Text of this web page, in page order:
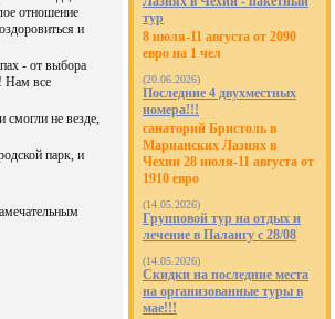
отношение
и
- от выбора
Нам все
смогли не везде,
парк, и
тур
8 июля-11 августа от 2090
евро на 1 чел
(20.06.2026)
Последние 4 двухместных
номера!!!
санаторий Бристоль в
Марианских Лазнях в
Чехии 28 июля-11 августа от
1910 евро
(14.05.2026)
Групповой тур на отдых и
лечение в Палангу с 28/08
(14.05.2026)
Скидки на последние места
на организованные туры в
мае!!!